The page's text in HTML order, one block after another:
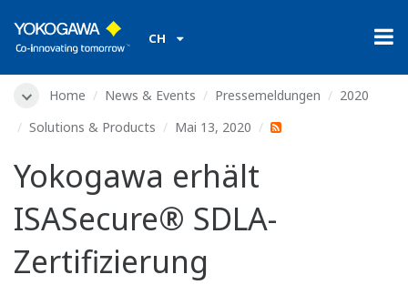
CH
Home News & Events Pressemeldungen
2020
Solutions & Products
Mai 13, 2020
Yokogawa erhält
ISASecure® SDLA-
Zertifizierung